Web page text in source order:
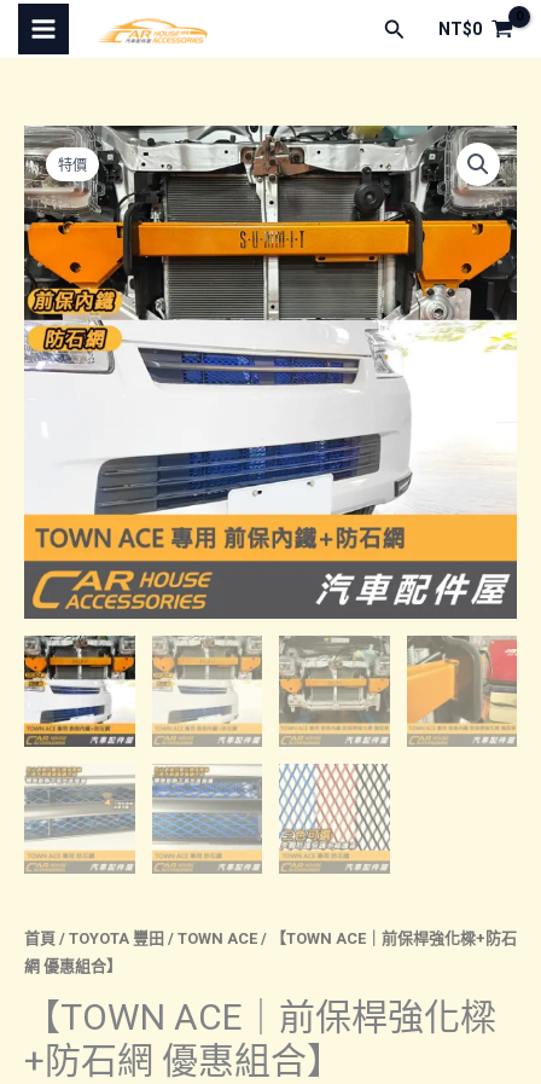
搜
尋
NT$0
特價
首頁 / TOYOTA 豐田 / TOWN ACE / 【TOWN ACE｜前保桿強化樑+防石
網 優惠組合】
【TOWN ACE｜前保桿強化樑
+防石網 優惠組合】